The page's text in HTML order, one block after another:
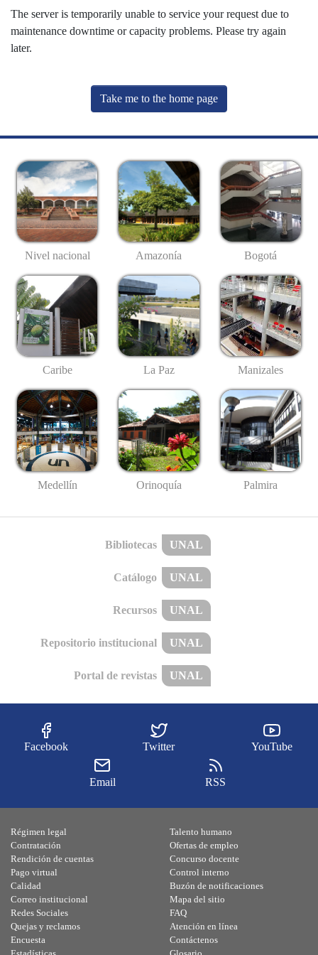
The server is temporarily unable to service your request due to
maintenance downtime or capacity problems. Please try again
later.
Take me to the home page
Nivel nacional Amazonía Bogotá
Caribe La Paz Manizales
Medellín Orinoquía Palmira
Bibliotecas UNAL
Catálogo UNAL
Recursos UNAL
Repositorio institucional UNAL
Portal de revistas UNAL
Facebook Twitter YouTube
Email RSS
Régimen legal
Contratación
Rendición de cuentas
Pago virtual
Calidad
Talento humano
Ofertas de empleo
Concurso docente
Control interno
Buzón de notificaciones
Correo institucional
Redes Sociales
Quejas y reclamos
Encuesta
Mapa del sitio
FAQ
Atención en línea
Contáctenos